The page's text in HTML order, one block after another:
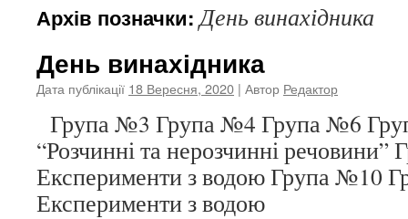
Архів позначки:День винахідника
День винахідника
Дата публікації 18 Вересня, 2020 | Автор Редактор
Група №3 Група №4 Група №6
“Розчинні та нерозчинні
Експерименти з водою Група №10
Експерименти з водою